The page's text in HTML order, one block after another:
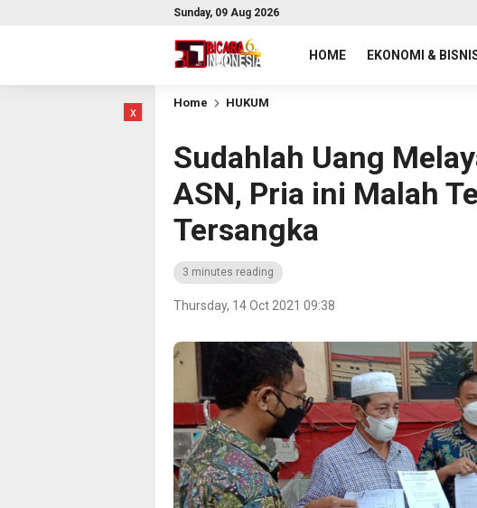
Sunday, 09 Aug 2026
HOME EKONOMI &
x
Home HUKUM
Sudahlah Uang
ASN, Pria ini Malah
Tersangka
3 minutes reading
Thursday, 14 Oct 2021 09:38